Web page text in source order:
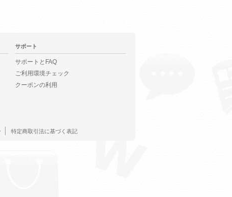
サポート
サポートとFAQ
ご利用環境チェック
クーポンの利用
特定商取引法に基づく表記